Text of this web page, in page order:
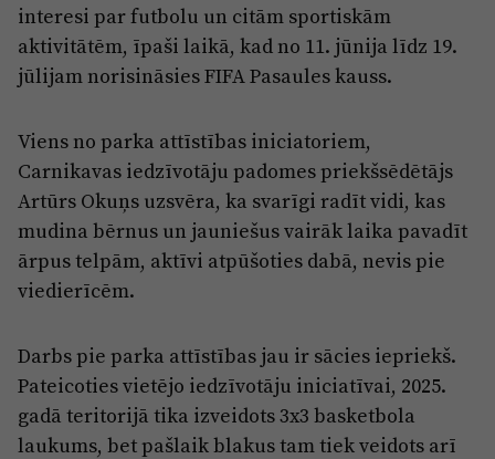
interesi par futbolu un citām sportiskām
aktivitātēm, īpaši laikā, kad no 11. jūnija līdz 19.
jūlijam norisināsiesFIFA Pasaules kauss.
Viens no parka attīstības iniciatoriem,
Carnikavas iedzīvotāju padomes priekšsēdētājs
Artūrs Okuņs uzsvēra, ka svarīgi radīt vidi, kas
mudina bērnus un jauniešus vairāk laika pavadīt
ārpus telpām, aktīvi atpūšoties dabā, nevis pie
viedierīcēm.
Darbs pie parka attīstības jau ir sācies iepriekš.
Pateicoties vietējo iedzīvotāju iniciatīvai, 2025.
gadā teritorijā tika izveidots 3x3 basketbola
laukums, bet pašlaik blakus tam tiek veidots arī